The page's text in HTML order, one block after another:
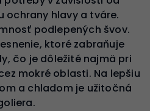
ochrany hlavy a tváre.
podlepených švov.
ktoré zabraňuje
čo je dôležité najmä pri
mokré oblasti. Na lepšiu
a chladom je užitočná